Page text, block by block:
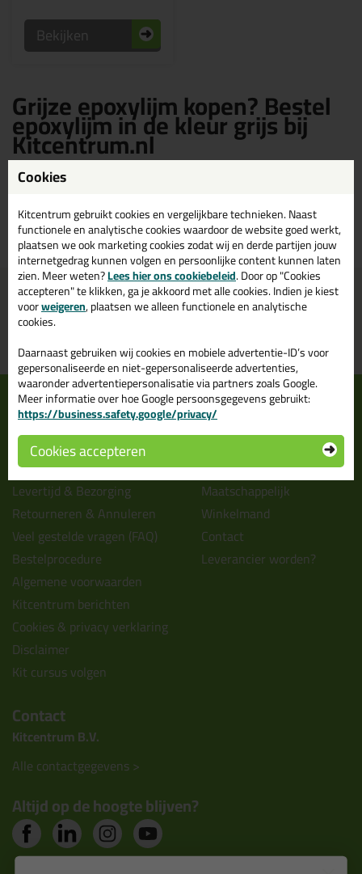
Bekijken
Grijze epoxylijm kopen? Bestel
epoxylijm in de kleur grijs bij
Kitcentrum.nl
Bestaat epoxylijm ook in de kleur grijs? Op Kitcentrum.nl vind je een
label). Bestel je epoxylijm grijs daarom gemakkelijk en snel op
Kitcentrum.nl!
Voor 16:00 uur besteld
morgen in huis
Gratisbezorging inNL & BE
vanaf75,-
uit voorraad leverbaar wanneer je afhaalt
Informatie
Tips en tricks
Keuzehulpen
Acties
Levertijd & Bezorging
Retourneren & Annuleren
Veel gestelde vragen (FAQ)
Bestelprocedure
Algemene voorwaarden
Kitcentrum berichten
Cookies & privacy verklaring
Disclaimer
Kit cursus volgen
Over ons
Wie wij zijn?
Vacatures bij kitcentrum.nl
Over Kitcentrum.nl
Maatschappelijk
Winkelmand
Contact
Leverancier worden?
Contact
Kitcentrum B.V.
Alle contactgegevens >
Altijd op de hoogte blijven?
Cookies
Kitcentrum gebruikt cookies en vergelijkbare technieken. Naast
functionele en analytische cookies waardoor de website goed werkt,
plaatsen we ook marketing cookies zodat wij en derde partijen jouw
internetgedrag kunnen volgen en persoonlijke content kunnen laten
zien. Meer weten?Lees hier ons cookiebeleid. Door op "Cookies
accepteren" te klikken, ga je akkoord met alle cookies. Indien je kiest
voorweigeren, plaatsen we alleen functionele en analytische
cookies.
Daarnaast gebruiken wij cookies en mobiele advertentie-ID’s voor
gepersonaliseerde en niet-gepersonaliseerde advertenties,
waaronder advertentiepersonalisatie via partners zoals Google.
Meer informatie over hoe Google persoonsgegevens gebruikt:
https://business.safety.google/privacy/
Cookies accepteren